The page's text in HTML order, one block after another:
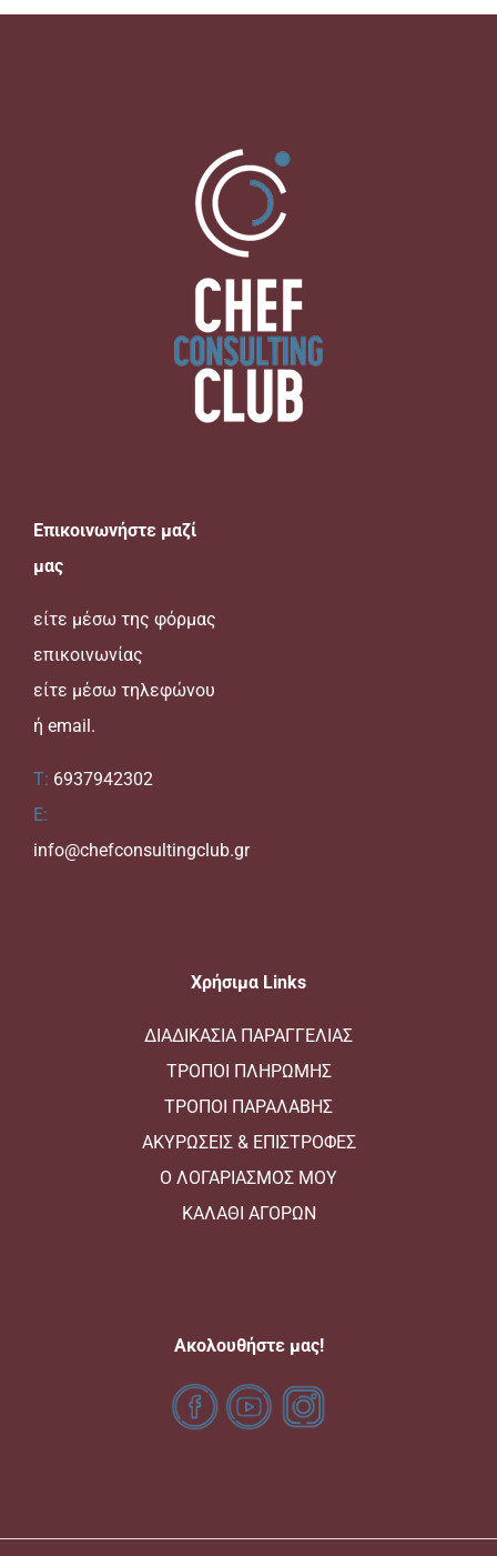
Επικοινωνήστε μαζί
μας
είτε μέσω της φόρμας
επικοινωνίας
είτε μέσω τηλεφώνου
ή email.
T: 6937942302
E:
info@chefconsultingclub.gr
Xρήσιμα Links
ΔΙΑΔΙΚΑΣΙΑ ΠΑΡΑΓΓΕΛΙΑΣ
ΤΡΟΠΟΙ ΠΛΗΡΩΜΗΣ
ΤΡΟΠΟΙ ΠΑΡΑΛΑΒΗΣ
ΑΚΥΡΩΣΕΙΣ & ΕΠΙΣΤΡΟΦΕΣ
Ο ΛΟΓΑΡΙΑΣΜΟΣ ΜΟΥ
ΚΑΛΑΘΙ ΑΓΟΡΩΝ
Aκολουθήστε μας!